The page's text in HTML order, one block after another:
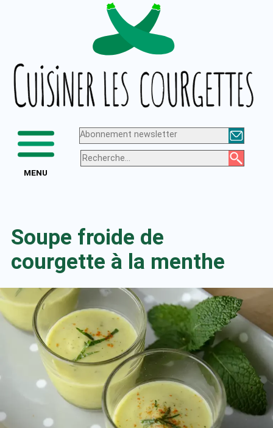
courgettes
MENU
Abonnement newsletter
Soupe froide de
courgette à la menthe